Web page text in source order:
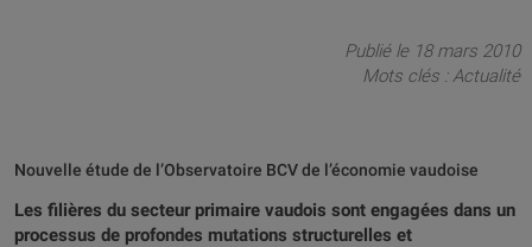
Publié le 18 mars 2010
Mots clés :Actualité
Nouvelle étude de l’Observatoire BCV de l’économie vaudoise
Les filières du secteur primaire vaudois sont engagées dans un
processus de profondes mutations structurelles et